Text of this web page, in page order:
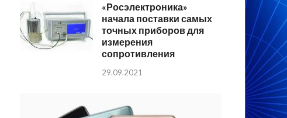
«Росэлектроника»
начала поставки самых
точных приборов для
измерения
сопротивления
29.09.2021